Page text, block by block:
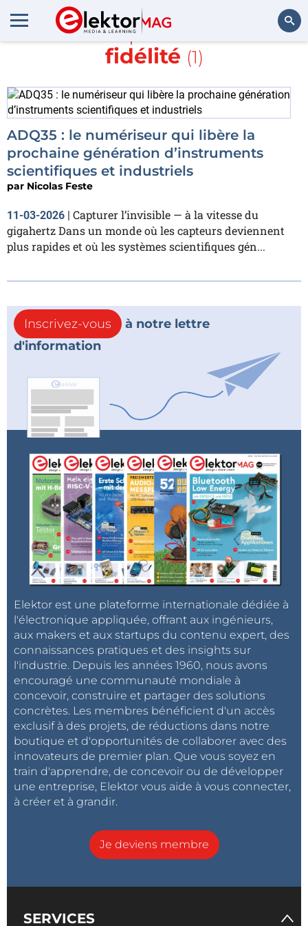
En savoir plus sur
fidélité (1)
ADQ35 : le numériseur qui libère la
prochaine génération d’instruments
scientifiques et industriels
par Nicolas Feste
11-03-2026 | Capturer l’invisible — à la vitesse du
gigahertz Dans un monde où les capteurs deviennent
plus rapides et où les systèmes scientifiques gén...
Inscrivez-vous
à notre lettre
d'information
Elektor est une plateforme internationale dédiée à
l'électronique appliquée, offrant aux ingénieurs,
aux makers et aux startups du contenu expert, des
connaissances pratiques et des insights sur
l'industrie. Depuis les années 1960, nous avons
encouragé une communauté mondiale à
concevoir, construire et partager des solutions
concrètes. Les membres bénéficient d'un accès
exclusif à des projets, de réductions dans notre
boutique et d'opportunités de collaborer avec des
innovateurs de premier plan. Que vous soyez en
train d'apprendre, de concevoir ou de développer
une entreprise, Elektor vous aide à vous connecter,
à créer et à grandir.
Je deviens membre
SERVICES